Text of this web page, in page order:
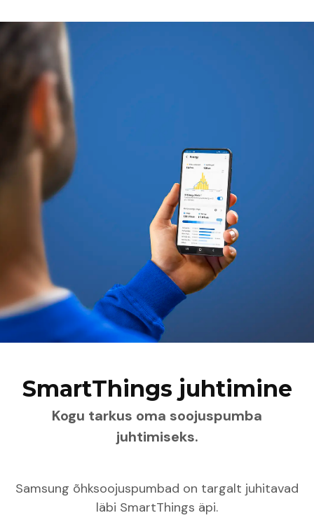
SmartThings juhtimine
Kogu tarkus oma soojuspumba
juhtimiseks.
Samsung õhksoojuspumbad on targalt juhitavad
läbi SmartThings äpi.